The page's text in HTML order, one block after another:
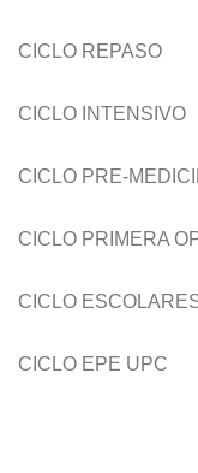
CICLO REPASO
CICLO INTENSIVO
CICLO PRE-
CICLO PRIMERA
CICLO
CICLO EPE UPC